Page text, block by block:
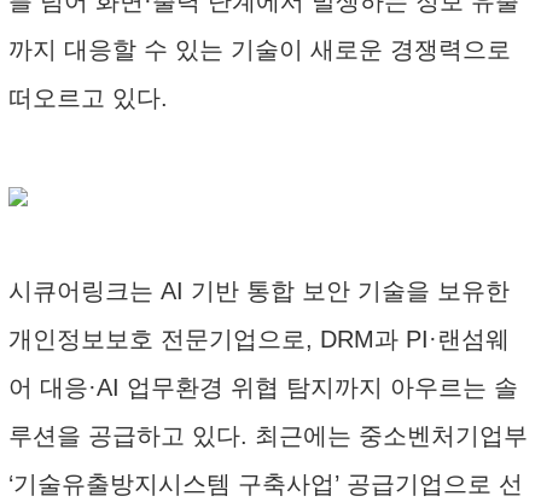
까지 대응할 수 있는 기술이 새로운 경쟁력으로
떠오르고 있다.
시큐어링크는 AI 기반 통합 보안 기술을 보유한
개인정보보호 전문기업으로, DRM과 PI·랜섬웨
어 대응·AI 업무환경 위협 탐지까지 아우르는 솔
루션을 공급하고 있다. 최근에는 중소벤처기업부
‘기술유출방지시스템 구축사업’ 공급기업으로 선